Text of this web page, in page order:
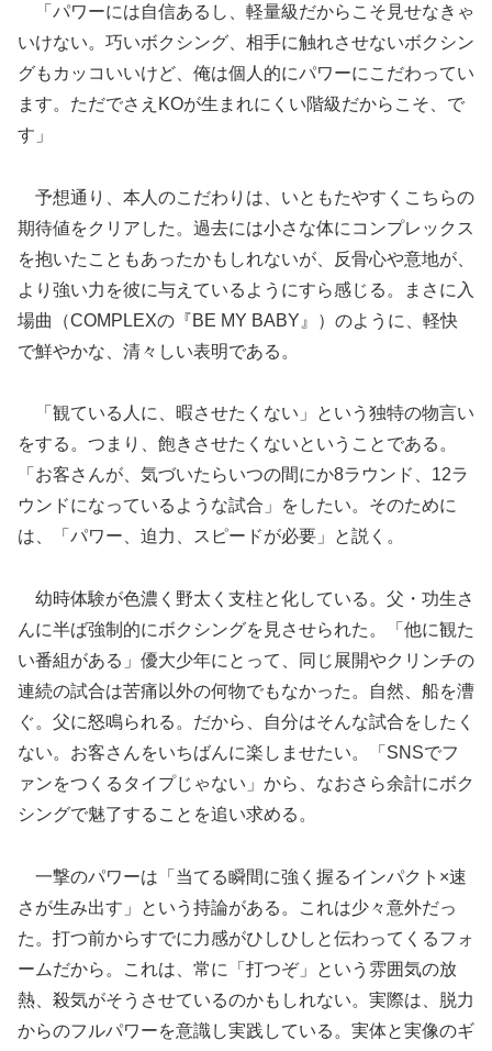
「パワーには自信あるし、軽量級だからこそ見せなきゃ
いけない。巧いボクシング、相手に触れさせないボクシン
グもカッコいいけど、俺は個人的にパワーにこだわってい
ます。ただでさえKOが生まれにくい階級だからこそ、で
す」
予想通り、本人のこだわりは、いともたやすくこちらの
期待値をクリアした。過去には小さな体にコンプレックス
を抱いたこともあったかもしれないが、反骨心や意地が、
より強い力を彼に与えているようにすら感じる。まさに入
場曲（COMPLEXの『BE MY BABY』）のように、軽快
で鮮やかな、清々しい表明である。
「観ている人に、暇させたくない」という独特の物言い
をする。つまり、飽きさせたくないということである。
「お客さんが、気づいたらいつの間にか8ラウンド、12ラ
ウンドになっているような試合」をしたい。そのために
は、「パワー、迫力、スピードが必要」と説く。
幼時体験が色濃く野太く支柱と化している。父・功生さ
んに半ば強制的にボクシングを見させられた。「他に観た
い番組がある」優大少年にとって、同じ展開やクリンチの
連続の試合は苦痛以外の何物でもなかった。自然、船を漕
ぐ。父に怒鳴られる。だから、自分はそんな試合をしたく
ない。お客さんをいちばんに楽しませたい。「SNSでフ
ァンをつくるタイプじゃない」から、なおさら余計にボク
シングで魅了することを追い求める。
一撃のパワーは「当てる瞬間に強く握るインパクト×速
さが生み出す」という持論がある。これは少々意外だっ
た。打つ前からすでに力感がひしひしと伝わってくるフォ
ームだから。これは、常に「打つぞ」という雰囲気の放
熱、殺気がそうさせているのかもしれない。実際は、脱力
からのフルパワーを意識し実践している。実体と実像のギ